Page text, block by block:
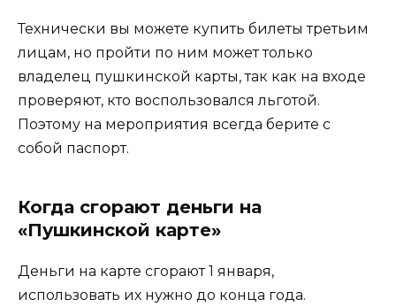
Технически вы можете купить билеты третьим
лицам, но пройти по ним может только
владелец пушкинской карты, так как на входе
проверяют, кто воспользовался льготой.
Поэтому на мероприятия всегда берите с
собой паспорт.
Когда сгорают деньги на
«Пушкинской карте»
Деньги на карте сгорают 1 января,
использовать их нужно до конца года.